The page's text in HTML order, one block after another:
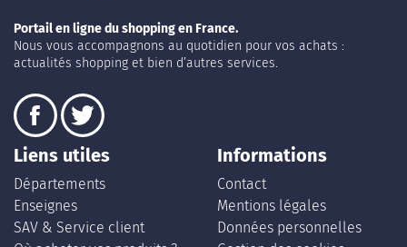
Portail en ligne du shopping en France.
Nous vous accompagnons au quotidien pour vos achats :
actualités shopping et bien d’autres services.
Liens utiles
Départements
Enseignes
SAV & Service client
Informations
Contact
Mentions légales
Données personnelles